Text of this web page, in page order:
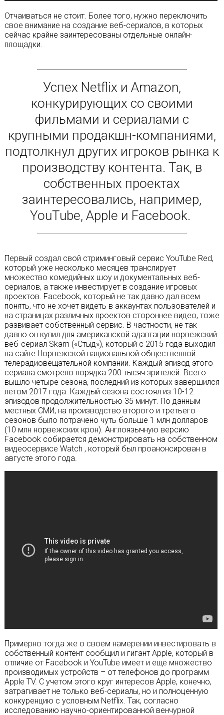
Отчаиваться не стоит. Более того, нужно переключить
свое внимание на создание веб-сериалов, в которых
сейчас крайне заинтересованы отдельные онлайн-
площадки.
Успех Netflix и Amazon,
конкурирующих со своими
фильмами и сериалами с
крупными продакшн-компаниями,
подтолкнул других игроков рынка к
производству контента. Так, в
собственных проектах
заинтересовались, например,
YouTube, Apple и Facebook.
Первый создал свой стриминговый сервис YouTube Red,
который уже несколько месяцев транслирует
множество комедийных шоу и документальных веб-
сериалов, а также инвестирует в создание игровых
проектов. Facebook, который не так давно дал всем
понять, что не хочет видеть в аккаунтах пользователей и
на страницах различных проектов стороннее видео, тоже
развивает собственный сервис. В частности, не так
давно он купил для американской адаптации норвежский
веб-сериал Skam («Стыд»), который с 2015 года выходил
на сайте Норвежской национальной общественной
телерадиовещательной компании. Каждый эпизод этого
сериала смотрело порядка 200 тысяч зрителей. Всего
вышло четыре сезона, последний из которых завершился
летом 2017 года. Каждый сезона состоял из 10-12
эпизодов продолжительностью 35 минут. По данным
местных СМИ, на производство второго и третьего
сезонов было потрачено чуть больше 1 млн долларов
(10 млн норвежских крон). Англоязычную версию
Facebook собирается демонстрировать на собственном
видеосервисе Watch , который был проанонсирован в
августе этого года.
Примерно тогда же о своем намерении инвестировать в
собственный контент сообщил и гигант Apple, который в
отличие от Facebook и YouTube имеет и еще множество
производимых устройств – от телефонов до программ
Apple TV. С учетом этого круг интересов Apple, конечно,
затрагивает не только веб-сериалы, но и полноценную
конкуренцию с условным Netflix. Так, согласно
исследованию научно-ориентированной венчурной